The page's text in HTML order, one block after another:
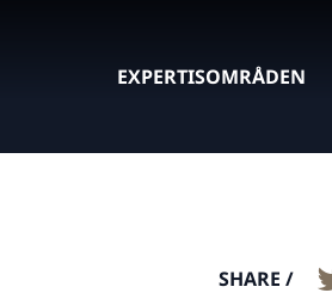
EXPERTISOMRÅDEN
SHARE /